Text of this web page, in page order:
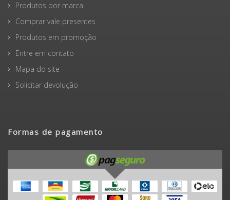
Produtos por marca
Comprar vale presentes
Produtos em promoção
Entre em contato
Mapa do site
Solicitar devolução
Formas de pagamento